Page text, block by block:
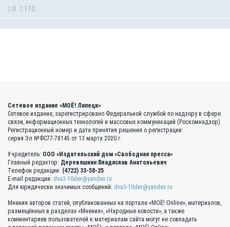
0 110
Сетевое издание «МОЁ! Липецк»
Сетевое издание, зарегистрировано Федеральной службой по надзору в сфере
связи, информационных технологий и массовых коммуникаций (Роскомнадзор).
Регистрационный номер и дата принятия решения о регистрации:
серия Эл №ФС77-78145 от 13 марта 2020 г.
Учредитель: ООО «Издательский дом «Свободная пресса»
Главный редактор: Деревяшкин Владислав Анатольевич
Телефон редакции: (4722) 33-58-25
E-mail редакции: dva3-10der@yandex.ru
Для юридически значимых сообщений: dva3-10der@yandex.ru
Мнения авторов статей, опубликованных на портале «МОЁ! Online», материалов,
размещённых в разделах «Мнения», «Народные новости», а также
комментариев пользователей к материалам сайта могут не совпадать